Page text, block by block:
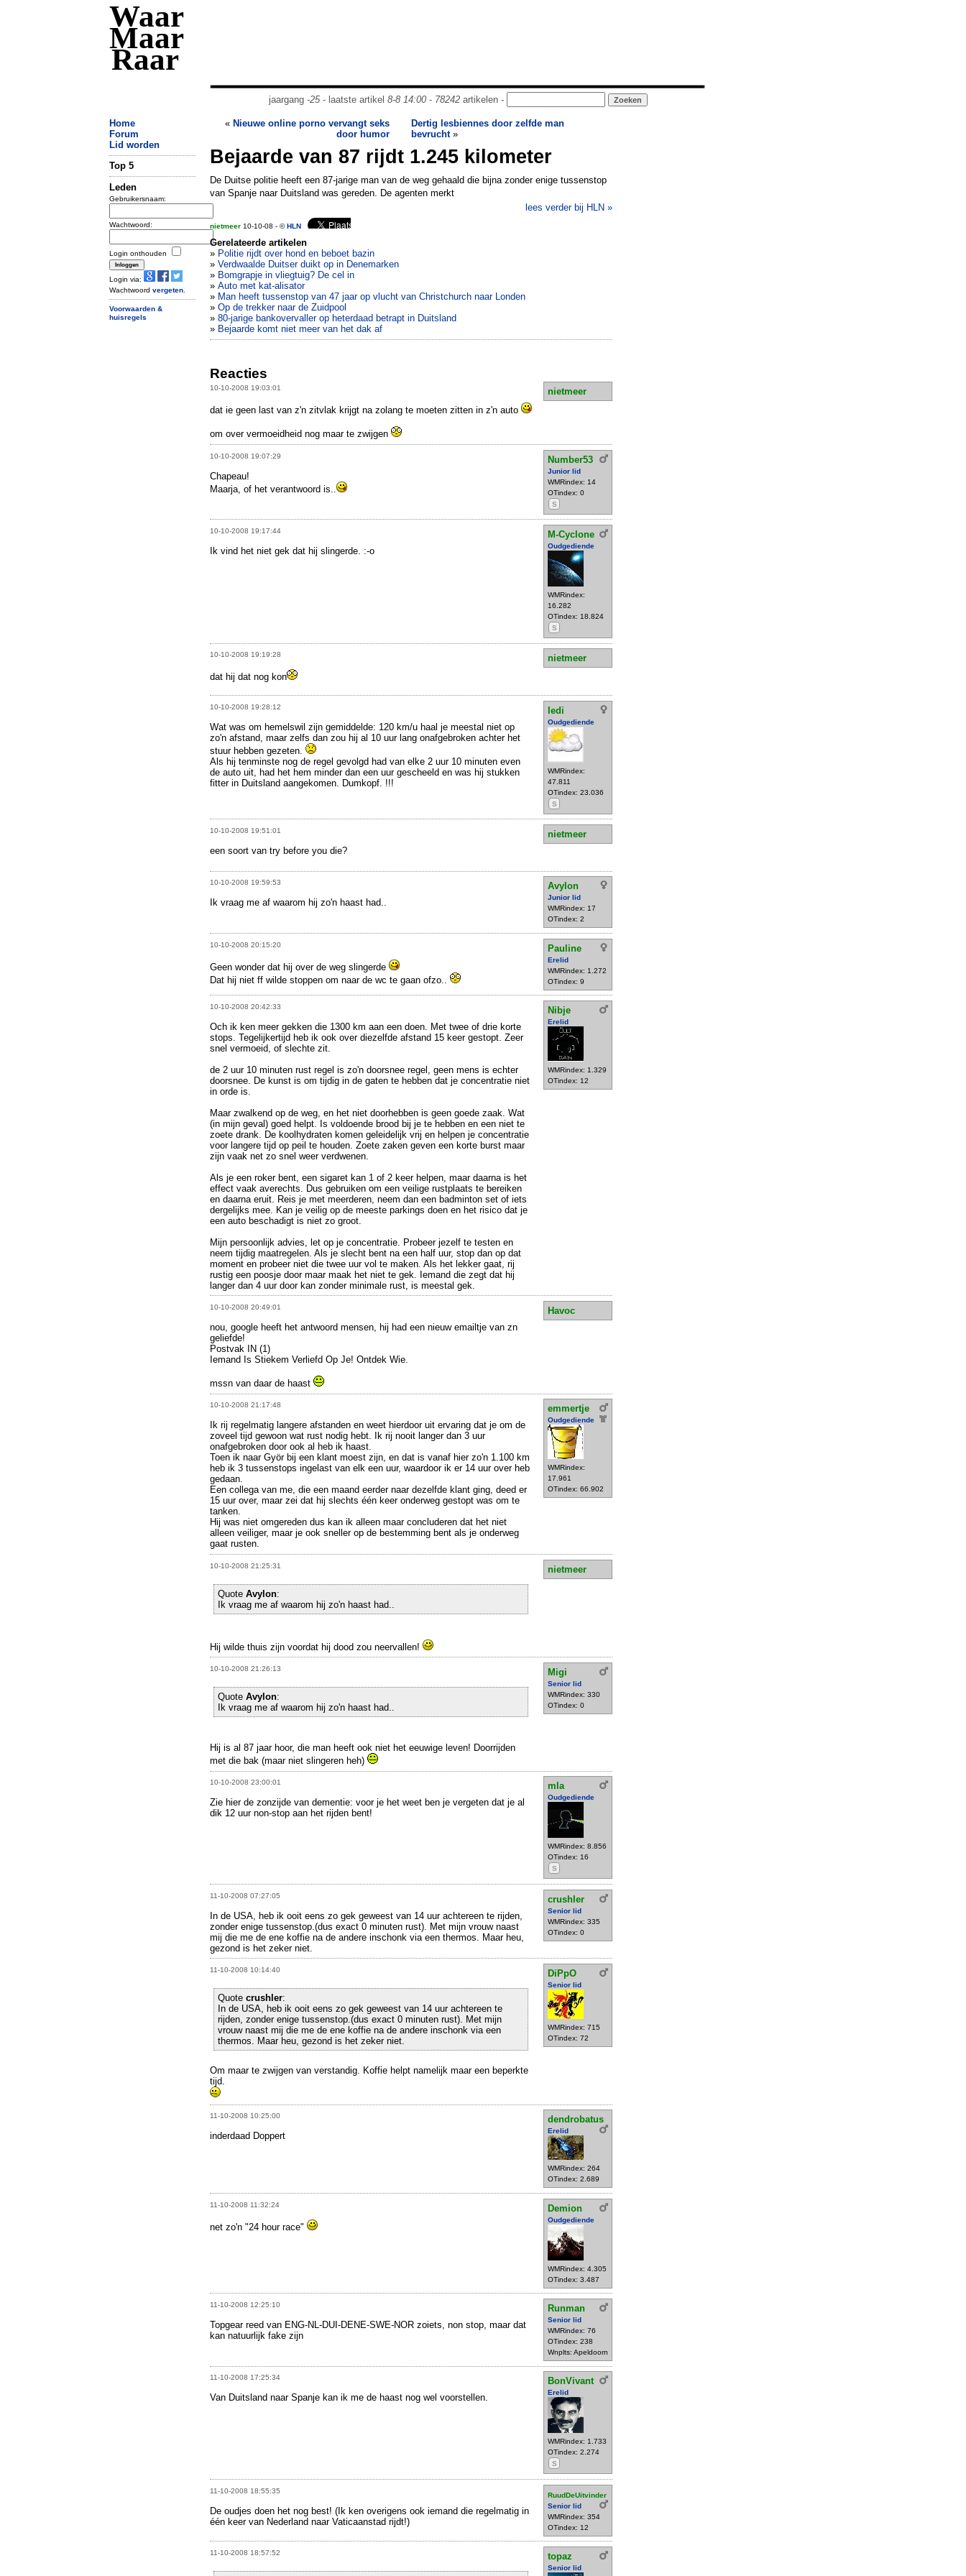
Waar
Maar
Raar
jaargang -25- laatste artikel 8-8 14:00- 78242artikelen -
Home
Forum
Lid worden
Top 5
Leden
Gebruikersnaam:
Wachtwoord:
Login onthouden
Login via:
Wachtwoord vergeten
Voorwaarden &
huisregels
« Nieuwe online porno vervangt seks
door humor
Dertig lesbiennes door zelfde man
bevrucht»
Bejaarde van 87 rijdt 1.245 kilometer
De Duitse politie heeft een 87-jarige man van de weg gehaald die bijna zonder enige tussenstop
van Spanje naar Duitsland was gereden. De agenten merkt
lees verder bij HLN »
nietmeer 10-10-08 - ©HLN
Gerelateerde artikelen
» Politie rijdt over hond en beboet bazin
» Verdwaalde Duitser duikt op in Denemarken
» Bomgrapje in vliegtuig? De cel in
» Auto met kat-alisator
» Man heeft tussenstop van 47 jaar op vlucht van Christchurch naar Londen
» Op de trekker naar de Zuidpool
» 80-jarige bankovervaller op heterdaad betrapt in Duitsland
» Bejaarde komt niet meer van het dak af
Reacties
10-10-2008 19:03:01
nietmeer
dat ie geen last van z'n zitvlak krijgt na zolang te moeten zitten in z'n auto
om over vermoeidheid nog maar te zwijgen
10-10-2008 19:07:29 Number53
Junior lid
WMRindex: 14
OTindex: 0
S
Chapeau!
Maarja, of het verantwoord is..
10-10-2008 19:17:44 M-Cyclone
Oudgediende
WMRindex:
16.282
OTindex: 18.824
S
Ik vind het niet gek dat hij slingerde. :-o
10-10-2008 19:19:28
nietmeer
dat hij dat nog kon
10-10-2008 19:28:12 ledi
Oudgediende
WMRindex:
47.811
OTindex: 23.036
S
Wat was om hemelswil zijn gemiddelde: 120 km/u haal je meestal niet op
zo'n afstand, maar zelfs dan zou hij al 10 uur lang onafgebroken achter het
stuur hebben gezeten.
Als hij tenminste nog de regel gevolgd had van elke 2 uur 10 minuten even
de auto uit, had het hem minder dan een uur gescheeld en was hij stukken
fitter in Duitsland aangekomen. Dumkopf. !!!
10-10-2008 19:51:01
nietmeer
een soort van try before you die?
10-10-2008 19:59:53 Avylon
Junior lid
WMRindex: 17
OTindex: 2
Ik vraag me af waarom hij zo'n haast had..
10-10-2008 20:15:20 Pauline
Erelid
WMRindex: 1.272
OTindex: 9
Geen wonder dat hij over de weg slingerde
Dat hij niet ff wilde stoppen om naar de wc te gaan ofzo..
10-10-2008 20:42:33 Nibje
Erelid
WMRindex: 1.329
OTindex: 12
Och ik ken meer gekken die 1300 km aan een doen. Met twee of drie korte
stops. Tegelijkertijd heb ik ook over diezelfde afstand 15 keer gestopt. Zeer
snel vermoeid, of slechte zit.
de 2 uur 10 minuten rust regel is zo'n doorsnee regel, geen mens is echter
doorsnee. De kunst is om tijdig in de gaten te hebben dat je concentratie niet
in orde is.
Maar zwalkend op de weg, en het niet doorhebben is geen goede zaak. Wat
(in mijn geval) goed helpt. Is voldoende brood bij je te hebben en een niet te
zoete drank. De koolhydraten komen geleidelijk vrij en helpen je concentratie
voor langere tijd op peil te houden. Zoete zaken geven een korte burst maar
zijn vaak net zo snel weer verdwenen.
Als je een roker bent, een sigaret kan 1 of 2 keer helpen, maar daarna is het
effect vaak averechts. Dus gebruiken om een veilige rustplaats te bereiken
en daarna eruit. Reis je met meerderen, neem dan een badminton set of iets
dergelijks mee. Kan je veilig op de meeste parkings doen en het risico dat je
een auto beschadigt is niet zo groot.
Mijn persoonlijk advies, let op je concentratie. Probeer jezelf te testen en
neem tijdig maatregelen. Als je slecht bent na een half uur, stop dan op dat
moment en probeer niet die twee uur vol te maken. Als het lekker gaat, rij
rustig een poosje door maar maak het niet te gek. Iemand die zegt dat hij
langer dan 4 uur door kan zonder minimale rust, is meestal gek.
10-10-2008 20:49:01
Havoc
nou, google heeft het antwoord mensen, hij had een nieuw emailtje van zn
geliefde!
Postvak IN (1)
Iemand Is Stiekem Verliefd Op Je! Ontdek Wie.
mssn van daar de haast
10-10-2008 21:17:48 emmertje
Oudgediende
WMRindex:
17.961
OTindex: 66.902
Ik rij regelmatig langere afstanden en weet hierdoor uit ervaring dat je om de
zoveel tijd gewoon wat rust nodig hebt. Ik rij nooit langer dan 3 uur
onafgebroken door ook al heb ik haast.
Toen ik naar Györ bij een klant moest zijn, en dat is vanaf hier zo'n 1.100 km
heb ik 3 tussenstops ingelast van elk een uur, waardoor ik er 14 uur over heb
gedaan.
Een collega van me, die een maand eerder naar dezelfde klant ging, deed er
15 uur over, maar zei dat hij slechts één keer onderweg gestopt was om te
tanken.
Hij was niet omgereden dus kan ik alleen maar concluderen dat het niet
alleen veiliger, maar je ook sneller op de bestemming bent als je onderweg
gaat rusten.
10-10-2008 21:25:31 nietmeer
Quote Avylon:
Ik vraag me af waarom hij zo'n haast had..
Hij wilde thuis zijn voordat hij dood zou neervallen!
10-10-2008 21:26:13 Migi
Senior lid
WMRindex: 330
OTindex: 0
Quote Avylon:
Ik vraag me af waarom hij zo'n haast had..
Hij is al 87 jaar hoor, die man heeft ook niet het eeuwige leven! Doorrijden
met die bak (maar niet slingeren heh)
10-10-2008 23:00:01 mla
Oudgediende
WMRindex: 8.856
OTindex: 16
S
Zie hier de zonzijde van dementie: voor je het weet ben je vergeten dat je al
dik 12 uur non-stop aan het rijden bent!
11-10-2008 07:27:05 crushler
Senior lid
WMRindex: 335
OTindex: 0
In de USA, heb ik ooit eens zo gek geweest van 14 uur achtereen te rijden,
zonder enige tussenstop.(dus exact 0 minuten rust). Met mijn vrouw naast
mij die me de ene koffie na de andere inschonk via een thermos. Maar heu,
gezond is het zeker niet.
11-10-2008 10:14:40 DiPpO
Senior lid
WMRindex: 715
OTindex: 72
Quote crushler:
In de USA, heb ik ooit eens zo gek geweest van 14 uur achtereen te
rijden, zonder enige tussenstop.(dus exact 0 minuten rust). Met mijn
vrouw naast mij die me de ene koffie na de andere inschonk via een
thermos. Maar heu, gezond is het zeker niet.
Om maar te zwijgen van verstandig. Koffie helpt namelijk maar een beperkte
tijd.
11-10-2008 10:25:00 dendrobatus
Erelid
WMRindex: 264
OTindex: 2.689
inderdaad Doppert
11-10-2008 11:32:24 Demion
Oudgediende
WMRindex: 4.305
OTindex: 3.487
net zo'n "24 hour race"
11-10-2008 12:25:10 Runman
Senior lid
WMRindex: 76
OTindex: 238
Wnplts: Apeldoorn
Topgear reed van ENG-NL-DUI-DENE-SWE-NOR zoiets, non stop, maar dat
kan natuurlijk fake zijn
11-10-2008 17:25:34 BonVivant
Erelid
WMRindex: 1.733
OTindex: 2.274
S
Van Duitsland naar Spanje kan ik me de haast nog wel voorstellen.
11-10-2008 18:55:35
RuudDeUitvinder
Senior lid
WMRindex: 354
OTindex: 12
De oudjes doen het nog best! (Ik ken overigens ook iemand die regelmatig in
één keer van Nederland naar Vaticaanstad rijdt!)
11-10-2008 18:57:52 topaz
Senior lid